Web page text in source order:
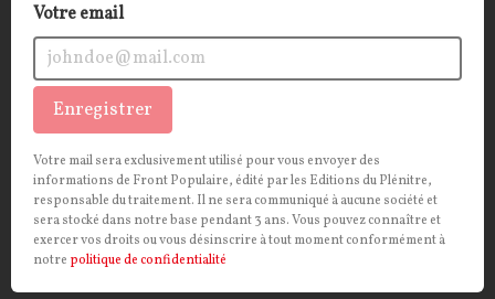
Impossible révolution et révolution possible
CONTRIBUTION.La révolution a agi (et continue
d'agir) comme l'idée-force du socialisme et du
communisme hier, et de la gauche radicale
aujourd'hui. Mais est-elle seulement possible ?
Votre email
Enregistrer
Votre mail sera exclusivement utilisé pour vous envoyer des
informations de Front Populaire, édité par les Editions du Plénitre,
responsable du traitement. Il ne sera communiqué à aucune société et
sera stocké dans notre base pendant 3 ans. Vous pouvez connaître et
exercer vos droits ou vous désinscrire à tout moment conformément à
notre politique de confidentialité